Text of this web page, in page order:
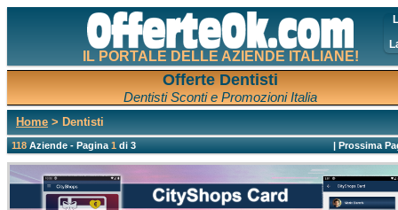
IL PORTALE DELLE AZIENDE ITALIANE!
Offerte Dentisti
Dentisti Sconti e Promozioni Italia
Home > Dentisti
118Aziende - Pagina1di 3 |Prossima